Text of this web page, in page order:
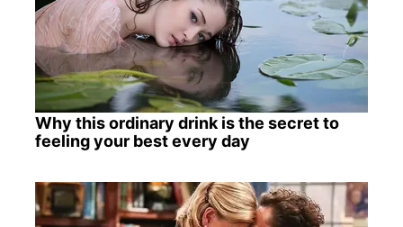
Why this ordinary drink is the secret to
feeling your best every day